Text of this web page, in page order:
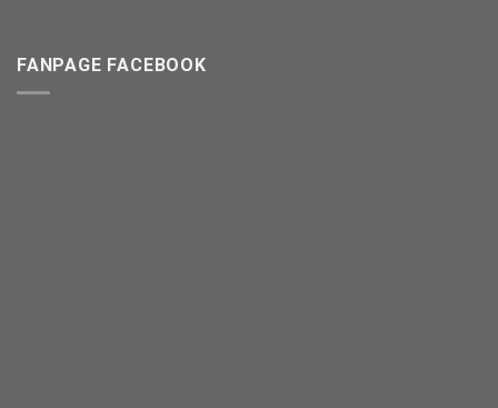
FANPAGE FACEBOOK